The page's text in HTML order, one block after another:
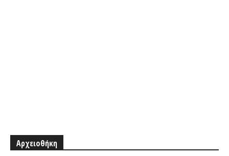
Αρχειοθήκη